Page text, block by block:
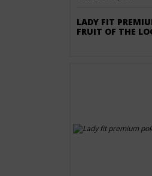
LADY FIT
FRUIT OF THE